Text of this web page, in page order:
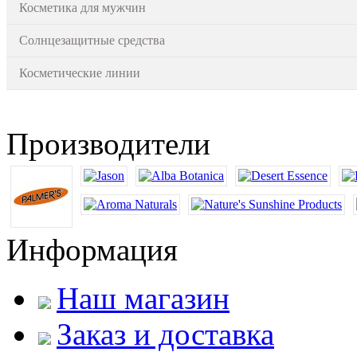
Косметика для мужчин
Солнцезащитные средства
Косметические линии
Производители
Информация
Наш магазин
Заказ и доставка